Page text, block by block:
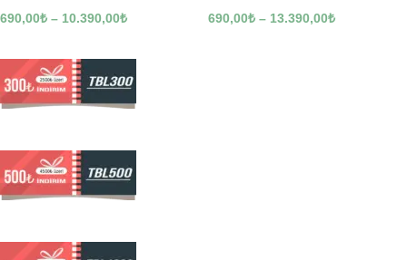
690,00₺ – 10.390,00₺ 690,00₺ – 13.390,00₺